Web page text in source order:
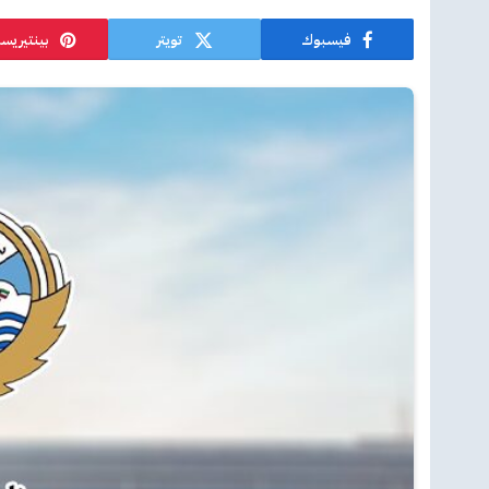
فيسبوك تويتر